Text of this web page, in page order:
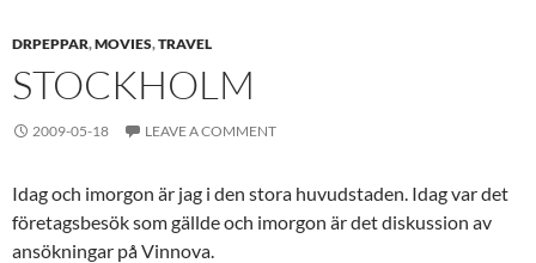
DRPEPPAR,MOVIES,TRAVEL
STOCKHOLM
2009-05-18 LEAVE A COMMENT
Idag och imorgon är jag i den stora huvudstaden. Idag var det
företagsbesök som gällde och imorgon är det diskussion av
ansökningar på Vinnova.